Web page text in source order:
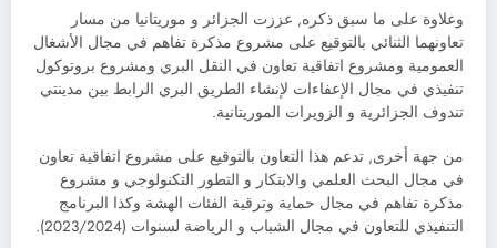
وعلاوة على ما سبق ذكره, عززت الجزائر و موريتانيا من مسار
تعاونهما الثنائي بالتوقيع على مشروع مذكرة تفاهم في مجال الأشغال
العمومية ومشروع اتفاقية تعاون في النقل البري ومشروع بروتوكول
تنفيذي في مجال الإعفاءات لإنشاء الطريق البري الرابط بين مدينتي
تندوف الجزائرية و الزويرات الموريتانية.
من جهة أخرى, تدعم هذا التعاون بالتوقيع على مشروع اتفاقية تعاون
في مجال البحث العلمي والابتكار و التطور التكنولوجي و مشروع
مذكرة تفاهم في مجال حماية وترقية الفئات الهشة وكذا البرنامج
التنفيذي للتعاون في مجال الشباب و الرياضة لسنوات (2023/2024).